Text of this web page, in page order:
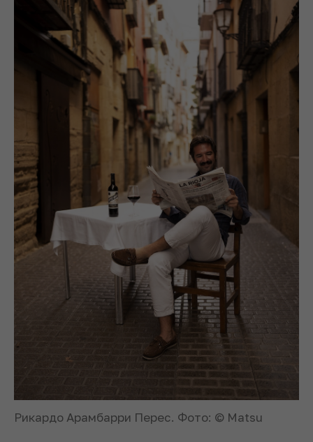
Рикардо Арамбарри Перес. Фото: © Matsu